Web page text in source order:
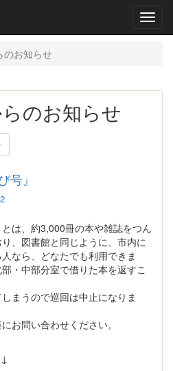
のお知らせ
のお知らせ
号』
は、約3,000冊の本や雑誌をつん
、図書館と同じように、市内に
なら、どなたでも利用できま
・中部分室で借りた本を返すこ
まうので巡回は中止になりま
お問い合わせください。